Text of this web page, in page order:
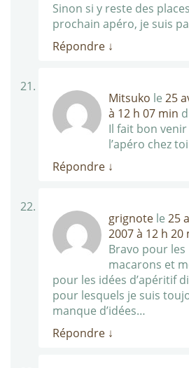
Sinon si y reste des
prochain apéro, je suis
Répondre ↓
Mitsuko le 25
à 12 h 07 min
Il fait bon
l’apéro chez
Répondre ↓
grignote le 25
2007 à 12 h 20
Bravo pour les
macarons et
pour les idées d’apéritif
pour lesquels je suis
manque d’idées…
Répondre ↓